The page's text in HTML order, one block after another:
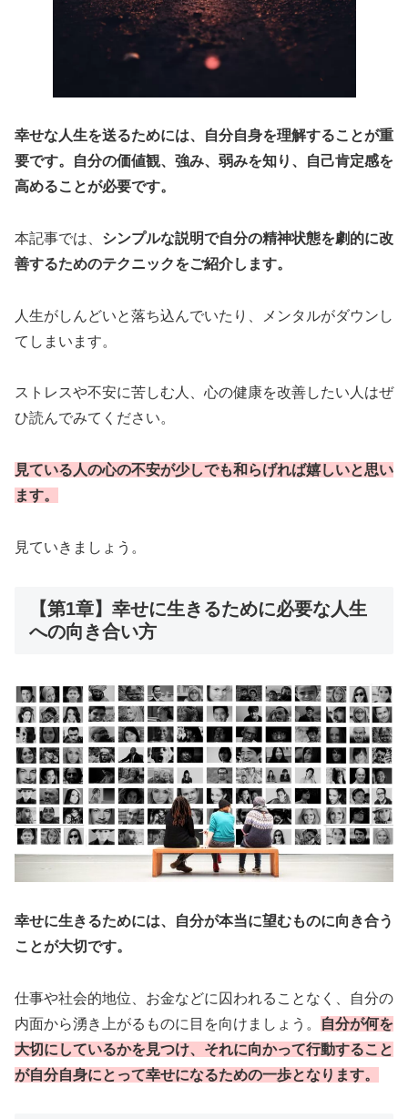
幸せな人生を送るためには、自分自身を理解することが重
要です。自分の価値観、強み、弱みを知り、自己肯定感を
高めることが必要です。
本記事では、 シンプルな説明で自分の精神状態を劇的に改
善するためのテクニックをご紹介します。
人生がしんどいと落ち込んでいたり、メンタルがダウンし
てしまいます。
ストレスや不安に苦しむ人、心の健康を改善したい人はぜ
ひ読んでみてください。
見ている人の心の不安が少しでも和らげれば嬉しいと思い
ます。
見ていきましょう。
【第1章】幸せに生きるために必要な人生
への向き合い方
幸せに生きるためには、自分が本当に望むものに向き合う
ことが大切です。
仕事や社会的地位、お金などに囚われることなく、自分の
内面から湧き上がるものに目を向けましょう。
自分が何を
大切にしているかを見つけ、それに向かって行動すること
が自分自身にとって幸せになるための一歩となります。